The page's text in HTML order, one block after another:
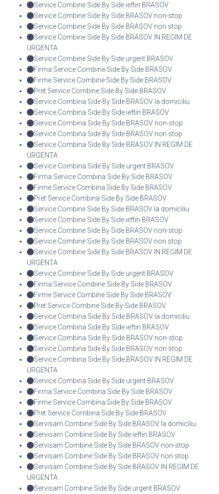
Service Combine Side By Side ieftin BRASOV
Service Combine Side By Side BRASOV non-stop
Service Combine Side By Side BRASOV non stop
Service Combine Side By Side BRASOV IN REGIM DE
URGENTA
Service Combine Side By Side urgent BRASOV
Firma Service Combine Side By Side BRASOV
Firme Service Combine Side By Side BRASOV
Pret Service Combine Side By Side BRASOV
Service Combina Side By Side BRASOV la domiciliu
Service Combina Side By Side ieftin BRASOV
Service Combina Side By Side BRASOV non-stop
Service Combina Side By Side BRASOV non stop
Service Combina Side By Side BRASOV IN REGIM DE
URGENTA
Service Combina Side By Side urgent BRASOV
Firma Service Combina Side By Side BRASOV
Firme Service Combina Side By Side BRASOV
Pret Service Combina Side By Side BRASOV
Service Combine Side By Side BRASOV la domiciliu
Service Combine Side By Side ieftin BRASOV
Service Combine Side By Side BRASOV non-stop
Service Combine Side By Side BRASOV non stop
Service Combine Side By Side BRASOV IN REGIM DE
URGENTA
Service Combine Side By Side urgent BRASOV
Firma Service Combine Side By Side BRASOV
Firme Service Combine Side By Side BRASOV
Pret Service Combine Side By Side BRASOV
Service Combina Side By Side BRASOV la domiciliu
Service Combina Side By Side ieftin BRASOV
Service Combina Side By Side BRASOV non-stop
Service Combina Side By Side BRASOV non stop
Service Combina Side By Side BRASOV IN REGIM DE
URGENTA
Service Combina Side By Side urgent BRASOV
Firma Service Combina Side By Side BRASOV
Firme Service Combina Side By Side BRASOV
Pret Service Combina Side By Side BRASOV
Servisam Combine Side By Side BRASOV la domiciliu
Servisam Combine Side By Side ieftin BRASOV
Servisam Combine Side By Side BRASOV non-stop
Servisam Combine Side By Side BRASOV non stop
Servisam Combine Side By Side BRASOV IN REGIM DE
URGENTA
Servisam Combine Side By Side urgent BRASOV